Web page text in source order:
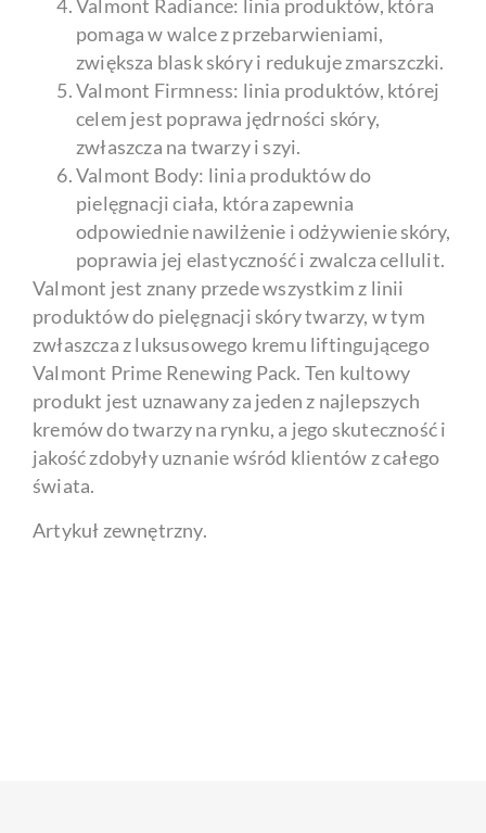
Valmont Radiance: linia produktów, która
pomaga w walce z przebarwieniami,
zwiększa blask skóry i redukuje zmarszczki.
Valmont Firmness: linia produktów, której
celem jest poprawa jędrności skóry,
zwłaszcza na twarzy i szyi.
Valmont Body: linia produktów do
pielęgnacji ciała, która zapewnia
odpowiednie nawilżenie i odżywienie skóry,
poprawia jej elastyczność i zwalcza cellulit.
Valmont jest znany przede wszystkim z linii
produktów do pielęgnacji skóry twarzy, w tym
zwłaszcza z luksusowego kremu liftingującego
Valmont Prime Renewing Pack. Ten kultowy
produkt jest uznawany za jeden z najlepszych
kremów do twarzy na rynku, a jego skuteczność i
jakość zdobyły uznanie wśród klientów z całego
świata.
Artykuł zewnętrzny.